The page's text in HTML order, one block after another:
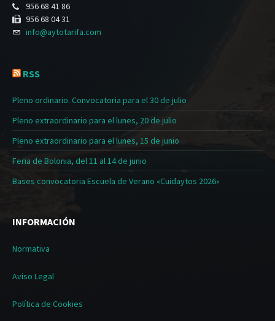
956 68 41 86
956 68 04 31
info@aytotarifa.com
RSS
Pleno ordinario. Convocatoria para el 30 de julio
Pleno extraordinario para el lunes, 20 de julio
Pleno extraordinario para el lunes, 15 de junio
Feria de Bolonia, del 11 al 14 de junio
Bases convocatoria Escuela de Verano «Cuidaytos 2026»
INFORMACIÓN
Normativa
Aviso Legal
Política de Cookies